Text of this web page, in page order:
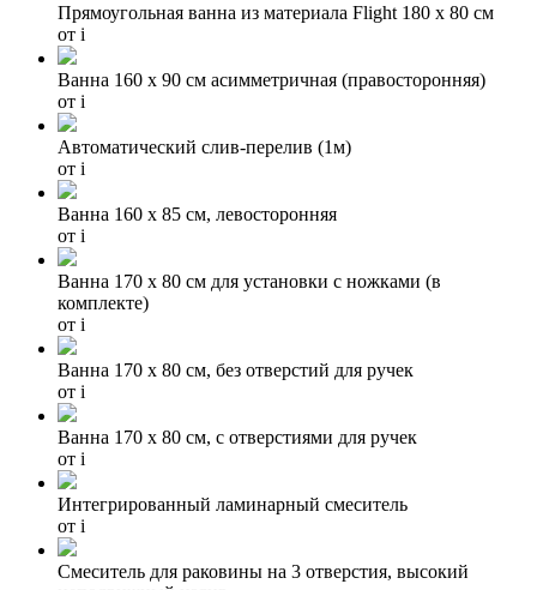
Прямоугольная ванна из материала Flight 180 х 80 см
от i
Ванна 160 x 90 см асимметричная (правосторонняя)
от i
Автоматический слив-перелив (1м)
от i
Ванна 160 х 85 см, левосторонняя
от i
Ванна 170 х 80 см для установки с ножками (в
комплекте)
от i
Ванна 170 х 80 см, без отверстий для ручек
от i
Ванна 170 х 80 см, с отверстиями для ручек
от i
Интегрированный ламинарный смеситель
от i
Смеситель для раковины на 3 отверстия, высокий